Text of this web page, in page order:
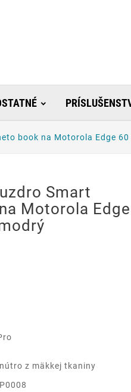
book na Motorola Edge
Smart
Motorola Edge
z mäkkej tkaniny